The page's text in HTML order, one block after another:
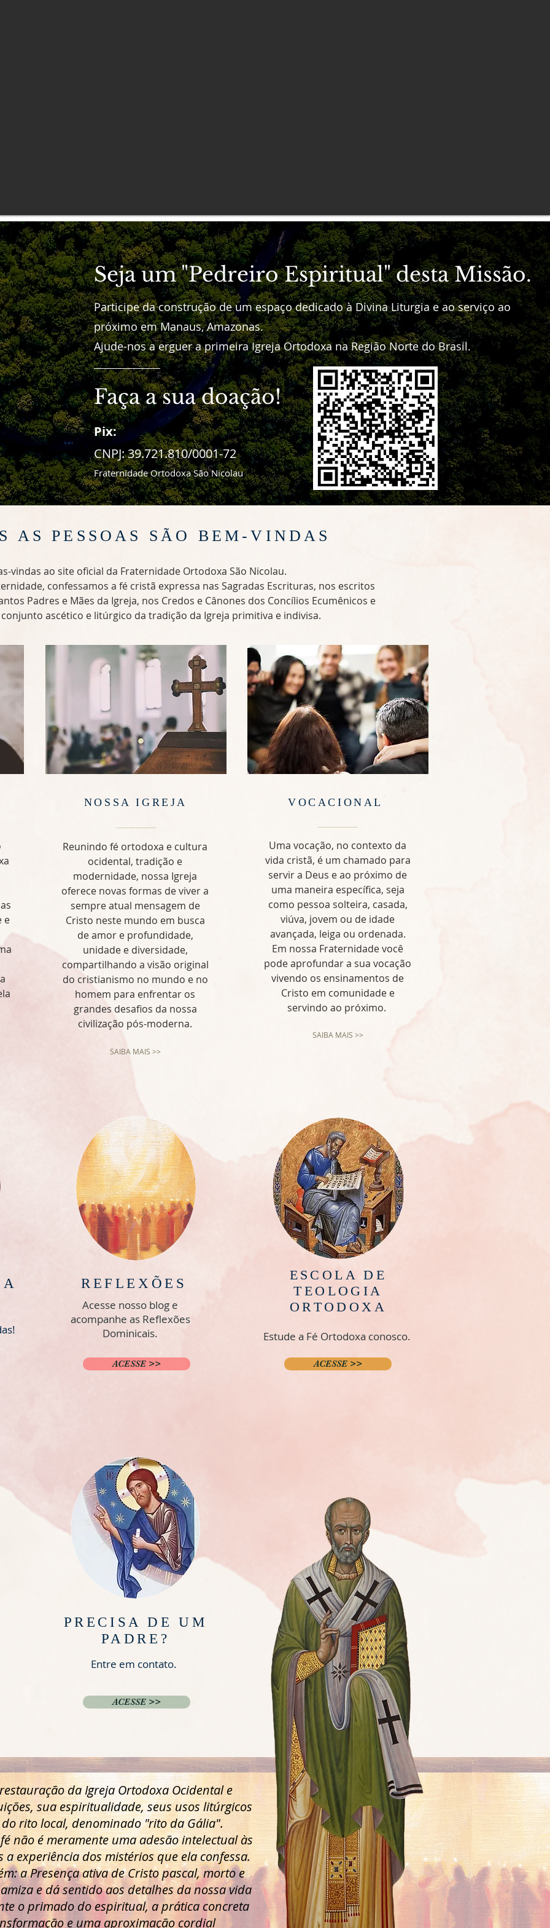
Seja um "Pedreiro Espiritual" desta Missão.
Participe da construção de um espaço dedicado à Divina Liturgia e ao serviço ao
próximo em Manaus, Amazonas.
Ajude-nos a erguer a primeira Igreja Ortodoxa na Região Norte do Brasil.
Pix:
CNPJ: 39.721.810/0001-72
Fraternidade Ortodoxa São Nicolau
Faça a sua doação!
AS PESSOAS SÃO BEM-VINDAS
vindas ao site oficial da Fraternidade Ortodoxa São Nicolau.
confessamos a fé cristã expressa nas Sagradas Escrituras, nos escritos
Padres e Mães da Igreja, nos Credos e Cânones dos Concílios Ecumênicos e
ascético e litúrgico da tradição da Igreja primitiva e indivisa.
e
NOSSA IGREJA
Reunindo fé ortodoxa e cultura
ocidental, tradição e
modernidade, nossa Igreja
oferece novas formas de viver a
sempre atual mensagem de
Cristo neste mundo em busca
de amor e profundidade,
unidade e diversidade,
compartilhando a visão original
do cristianismo no mundo e no
homem para enfrentar os
grandes desafios da nossa
civilização pós-moderna.
SAIBA MAIS >>
Uma vocação, no contexto da
vida cristã, é um chamado para
servir a Deus e ao próximo de
uma maneira específica, seja
como pessoa solteira, casada,
viúva, jovem ou de idade
avançada, leiga ou ordenada.
Em nossa Fraternidade você
pode aprofundar a sua vocação
vivendo os ensinamentos de
Cristo em comunidade e
servindo ao próximo.
SAIBA MAIS >>
VOCACIONAL
REFLEXÕES
Acesse nosso blog e
acompanhe as Reflexões
Dominicais.
ACESSE >>
ESCOLA DE
TEOLOGIA
ORTODOXA
Estude a Fé Ortodoxa conosco.
ACESSE >>
PRECISA DE UM
PADRE?
Entre em contato.
ACESSE >>
da Igreja Ortodoxa Ocidental e
sua espiritualidade, seus usos litúrgicos
rito local, denominado "rito da Gália".
não é meramente uma adesão intelectual às
experiência dos mistérios que ela confessa.
a Presença ativa de Cristo pascal, morto e
e dá sentido aos detalhes da nossa vida
o primado do espiritual, a prática concreta
e uma aproximação cordial